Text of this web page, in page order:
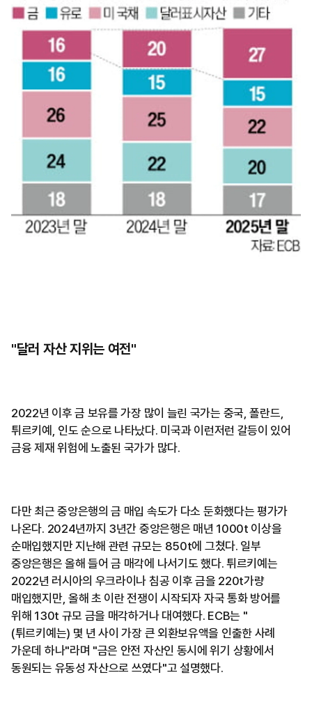
"달러 자산 지위는 여전"
2022년 이후 금 보유를 가장 많이 늘린 국가는 중국, 폴란드,
튀르키예, 인도 순으로 나타났다. 미국과 이런저런 갈등이 있어
금융 제재 위험에 노출된 국가가 많다.
다만 최근 중앙은행의 금 매입 속도가 다소 둔화했다는 평가가
나온다. 2024년까지 3년간 중앙은행은 매년 1000t 이상을
순매입했지만 지난해 관련 규모는 850t에 그쳤다. 일부
중앙은행은 올해 들어 금 매각에 나서기도 했다. 튀르키예는
2022년 러시아의 우크라이나 침공 이후 금을 220t가량
매입했지만, 올해 초 이란 전쟁이 시작되자 자국 통화 방어를
위해 130t 규모 금을 매각하거나 대여했다. ECB는 "
(튀르키예는) 몇 년 사이 가장 큰 외환보유액을 인출한 사례
가운데 하나"라며 "금은 안전 자산인 동시에 위기 상황에서
동원되는 유동성 자산으로 쓰였다"고 설명했다.